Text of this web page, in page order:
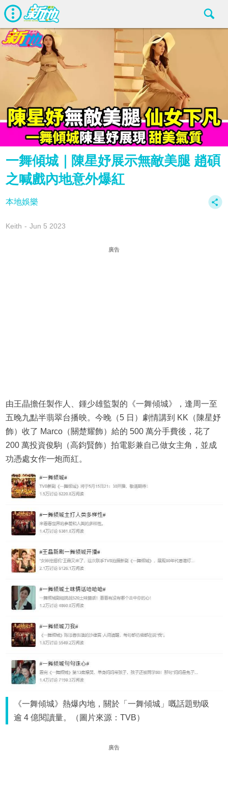
一舞傾城｜陳星妤展示無敵美腿 趙碩
之喊戲內地意外爆紅
本地娛樂
Keith Jun 5 2023
廣告
由王晶擔任製作人、鍾少雄監製的《一舞傾城》，逢周一至
五晚九點半翡翠台播映。今晚（5 日）劇情講到 KK（陳星妤
飾）收了 Marco（關楚耀飾）給的 500 萬分手費後，花了
200 萬投資俊駒（高鈞賢飾）拍電影兼自己做女主角，並成
功憑處女作一炮而紅。
《一舞傾城》熱爆內地，關於「一舞傾城」嘅話題勁吸
逾 4 億閱讀量。（圖片來源：TVB）
廣告